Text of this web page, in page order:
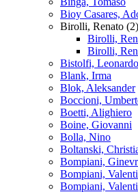
Bioy Casares,
Birolli, Renato (2)
Birolli,
Birolli,
Bistolfi, Leonardo
Blank, Irma
Blok, Aleksander
Boccioni,
Boetti, Alighiero
Boine, Giovanni
Bolla, Nino
Boltanski,
Bompiani,
Bompiani,
Bompiani,